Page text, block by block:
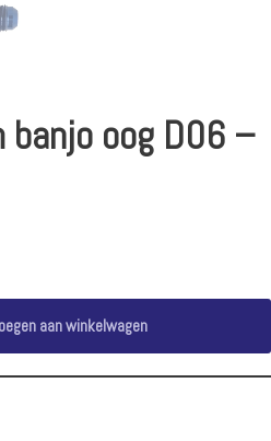
banjo oog D06 –
aan winkelwagen